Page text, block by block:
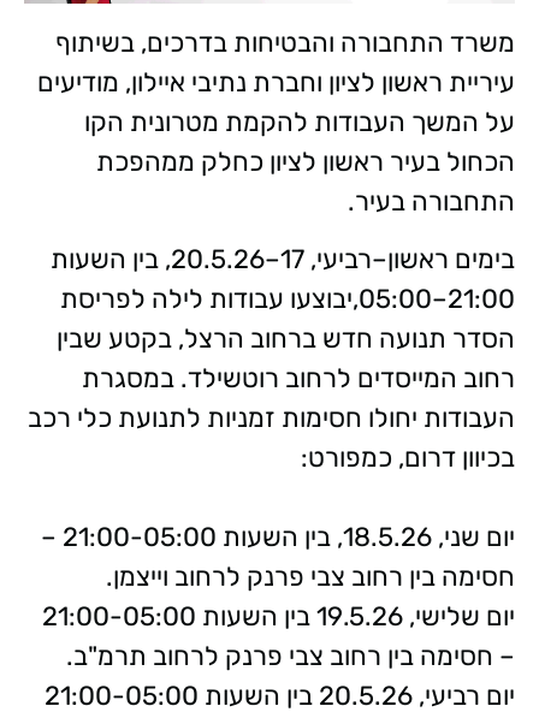
משרד התחבורה והבטיחות בדרכים, בשיתוף
עיריית ראשון לציון וחברת נתיבי איילון, מודיעים
על המשך העבודות להקמת מטרונית הקו
הכחול בעיר ראשון לציון כחלק ממהפכת
התחבורה בעיר.
בימים ראשון–רביעי, 17–20.5.26, בין השעות
21:00–05:00,יבוצעו עבודות לילה לפריסת
הסדר תנועה חדש ברחוב הרצל, בקטע שבין
רחוב המייסדים לרחוב רוטשילד. במסגרת
העבודות יחולו חסימות זמניות לתנועת כלי רכב
בכיוון דרום, כמפורט:
יום שני, 18.5.26, בין השעות 21:00-05:00 –
חסימה בין רחוב צבי פרנק לרחוב וייצמן.
יום שלישי, 19.5.26 בין השעות 21:00-05:00
– חסימה בין רחוב צבי פרנק לרחוב תרמ"ב.
יום רביעי, 20.5.26 בין השעות 21:00-05:00